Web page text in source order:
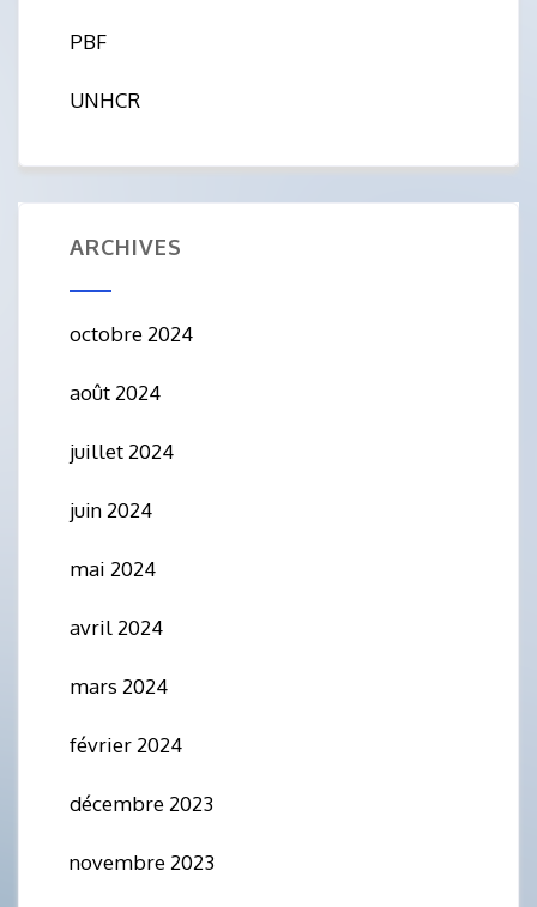
PBF
UNHCR
ARCHIVES
octobre 2024
août 2024
juillet 2024
juin 2024
mai 2024
avril 2024
mars 2024
février 2024
décembre 2023
novembre 2023